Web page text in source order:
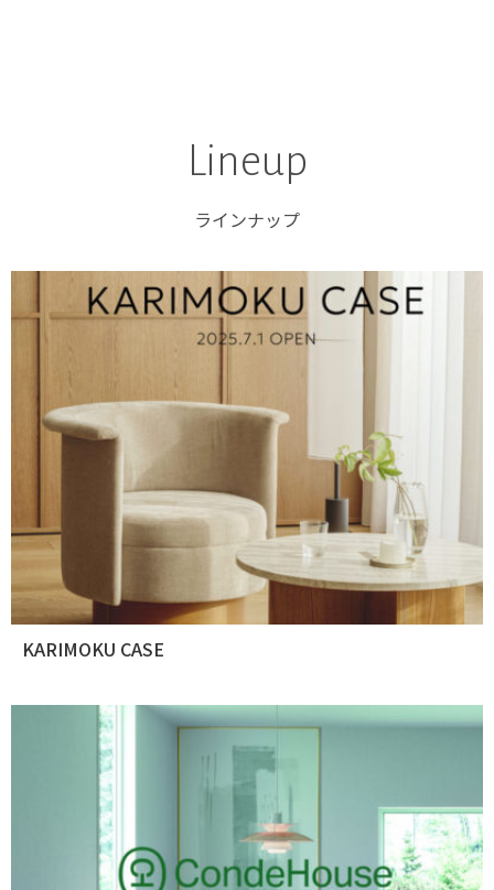
Lineup
ラインナップ
KARIMOKU CASE